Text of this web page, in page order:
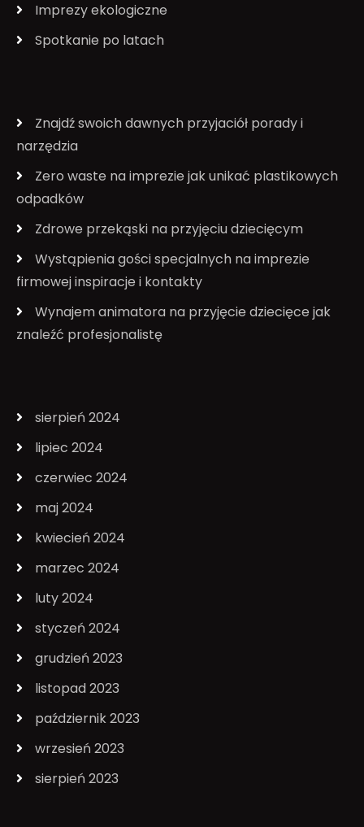
Imprezy ekologiczne
Spotkanie po latach
Znajdź swoich dawnych przyjaciół porady i
narzędzia
Zero waste na imprezie jak unikać plastikowych
odpadków
Zdrowe przekąski na przyjęciu dziecięcym
Wystąpienia gości specjalnych na imprezie
firmowej inspiracje i kontakty
Wynajem animatora na przyjęcie dziecięce jak
znaleźć profesjonalistę
sierpień 2024
lipiec 2024
czerwiec 2024
maj 2024
kwiecień 2024
marzec 2024
luty 2024
styczeń 2024
grudzień 2023
listopad 2023
październik 2023
wrzesień 2023
sierpień 2023